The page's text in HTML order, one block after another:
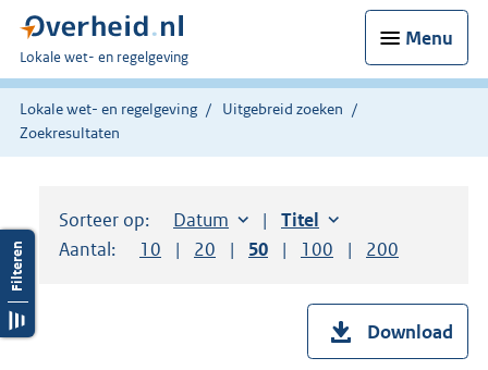
Menu
U
bent
hier:
Lokale wet- en regelgeving
Lokale wet- en regelgeving
Uitgebreid zoeken
Zoekresultaten
Sorteer op: Sorteer op:
Datum aflopendSorteer op:
Titel oplopend
Aantal:
Toon
10 resultaten per pagina
Toon
20 resultaten per pagina
Toon
50 resultaten per pagina
Toon
100 resultaten per
Toon
200
Download